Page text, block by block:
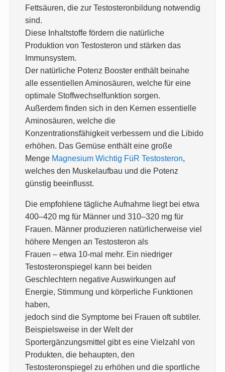
Fettsäuren, die zur Testosteronbildung notwendig
sind.
Diese Inhaltstoffe fördern die natürliche
Produktion von Testosteron und stärken das
Immunsystem.
Der natürliche Potenz Booster enthält beinahe
alle essentiellen Aminosäuren, welche für eine
optimale Stoffwechselfunktion sorgen.
Außerdem finden sich in den Kernen essentielle
Aminosäuren, welche die
Konzentrationsfähigkeit verbessern und die Libido
erhöhen. Das Gemüse enthält eine große
Menge Magnesium Wichtig FüR Testosteron,
welches den Muskelaufbau und die Potenz
günstig beeinflusst.
Die empfohlene tägliche Aufnahme liegt bei etwa
400–420 mg für Männer und 310–320 mg für
Frauen. Männer produzieren natürlicherweise viel
höhere Mengen an Testosteron als
Frauen – etwa 10-mal mehr. Ein niedriger
Testosteronspiegel kann bei beiden
Geschlechtern negative Auswirkungen auf
Energie, Stimmung und körperliche Funktionen
haben,
jedoch sind die Symptome bei Frauen oft subtiler.
Beispielsweise in der Welt der
Sportergänzungsmittel gibt es eine Vielzahl von
Produkten, die behaupten, den
Testosteronspiegel zu erhöhen und die sportliche